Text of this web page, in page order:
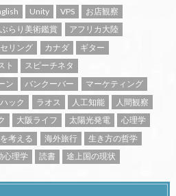
Unity VPS
お店観察
ぶらり美術鑑賞
アフリカ大陸
リング カナダ
ギター
ト
スピーチネタ
ン バンクーバー
マーケティング
ック ラオス 人工知能
人間観察
大阪ライフ 太陽光発電
心理学
考える 海外旅行
生き方の哲学
心理学 読書 途上国の現状